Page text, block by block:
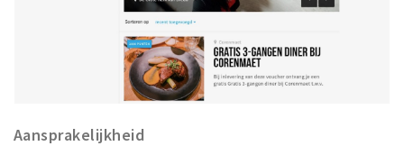
Aansprakelijkheid